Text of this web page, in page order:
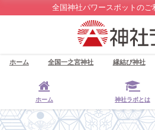
全国神社パワースポットのご
ホーム 全国一之宮神社 縁結び神社
ホーム 神社ラボとは